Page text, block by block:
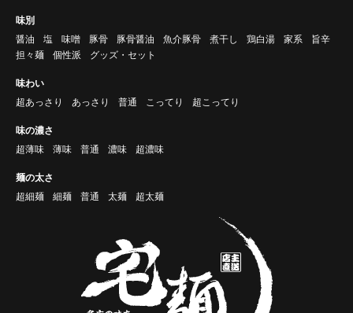
味別
醤油
塩 味噌 豚骨 豚骨醤油 魚介豚骨 煮干し 鶏白湯 家系
旨辛
担々麺
個性派 グッズ・セット
味わい
超あっさり
あっさり 普通 こってり 超こってり
味の濃さ
超薄味
薄味 普通 濃味 超濃味
麺の太さ
超細麺
細麺 普通 太麺 超太麺